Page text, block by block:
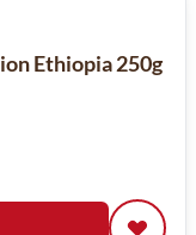
Ethiopia 250g